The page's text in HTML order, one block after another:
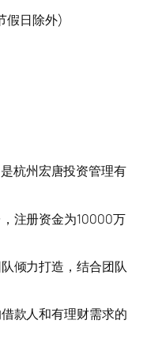
假日除外)
杭州宏唐投资管理有
注册资金为10000万
倾力打造，结合团队
款人和有理财需求的